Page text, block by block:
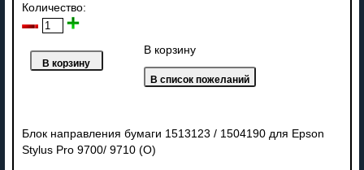
Количество:
В корзину
Блок направления бумаги 1513123 / 1504190 для Epson
Stylus Pro 9700/ 9710 (O)